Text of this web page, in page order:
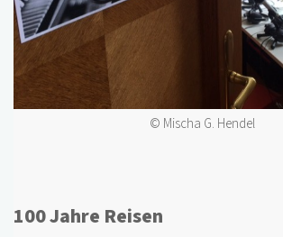
© Mischa G. Hendel
100 Jahre Reisen